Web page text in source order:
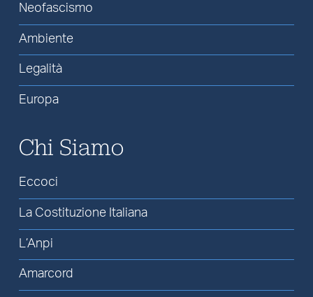
Neofascismo
Ambiente
Legalità
Europa
Chi Siamo
Eccoci
La Costituzione Italiana
L’Anpi
Amarcord